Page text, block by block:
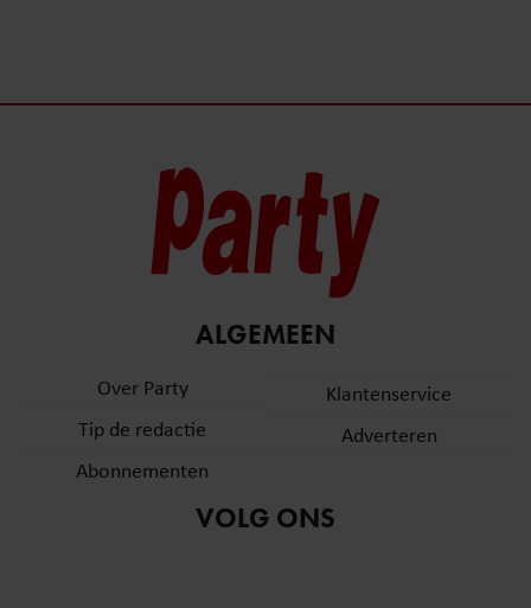
ALGEMEEN
Over Party
Tip de redactie
Abonnementen
Klantenservice
Adverteren
VOLG ONS